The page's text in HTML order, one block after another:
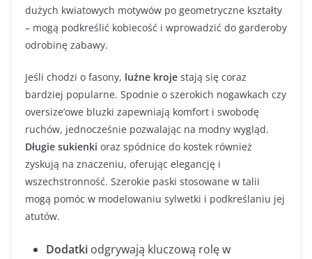
dużych kwiatowych motywów po geometryczne kształty
– mogą podkreślić kobiecość i wprowadzić do garderoby
odrobinę zabawy.
Jeśli chodzi o fasony, luźne kroje stają się coraz
bardziej popularne. Spodnie o szerokich nogawkach czy
oversize’owe bluzki zapewniają komfort i swobodę
ruchów, jednocześnie pozwalając na modny wygląd.
Długie sukienki oraz spódnice do kostek również
zyskują na znaczeniu, oferując elegancję i
wszechstronność. Szerokie paski stosowane w talii
mogą pomóc w modelowaniu sylwetki i podkreślaniu jej
atutów.
Dodatki odgrywają kluczową rolę w